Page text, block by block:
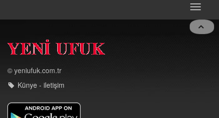
Toggle
© yeniufuk.com.tr
Künye - iletişim